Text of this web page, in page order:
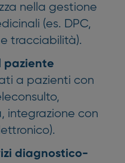
nella gestione
(es. DPC,
tracciabilità).
paziente
a pazienti con
integrazione con
diagnostico-